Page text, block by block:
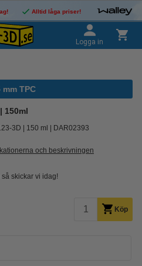
Alltid låga priser!
Logga in
mm TPC
150ml
3D 150 ml DAR02393
och beskrivningen
så skickar vi idag!
Köp